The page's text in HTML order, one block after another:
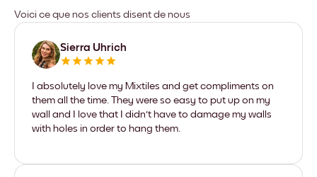
Voici ce que nos clients disent de nous
Sierra Uhrich
I absolutely love my Mixtiles and get compliments on
them all the time. They were so easy to put up on my
wall and I love that I didn't have to damage my walls
with holes in order to hang them.